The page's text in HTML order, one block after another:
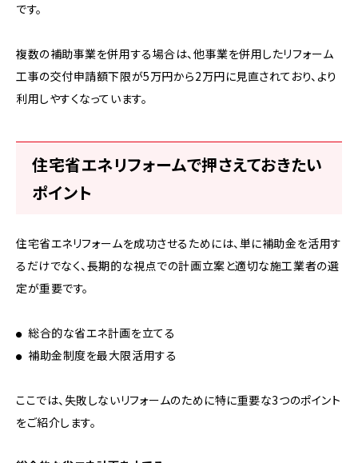
です。
複数の補助事業を併用する場合は、他事業を併用したリフォーム
工事の交付申請額下限が5万円から2万円に見直されており、より
利用しやすくなっています。
住宅省エネリフォームで押さえておきたい
ポイント
住宅省エネリフォームを成功させるためには、単に補助金を活用す
るだけでなく、長期的な視点での計画立案と適切な施工業者の選
定が重要です。
総合的な省エネ計画を立てる
補助金制度を最大限活用する
ここでは、失敗しないリフォームのために特に重要な3つのポイント
をご紹介します。